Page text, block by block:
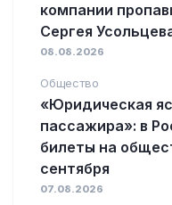
компании
Сергея
08.08.2026
Общество
«Юридическая
пассажира»: в
билеты на
сентября
07.08.2026